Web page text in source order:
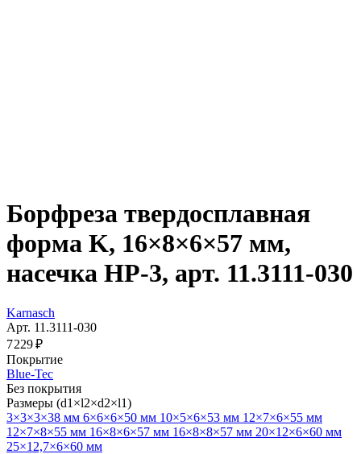
Борфреза твердосплавная
форма K, 16×8×6×57 мм,
насечка HP-3, арт. 11.3111-030
Karnasch
Арт. 11.3111-030
7 229 ₽
Покрытие
Blue-Tec
Без покрытия
Размеры (d1×l2×d2×l1)
3×3×3×38 мм 6×6×6×50 мм 10×5×6×53 мм 12×7×6×55 мм
12×7×8×55 мм 16×8×6×57 мм 16×8×8×57 мм 20×12×6×60 мм
25×12,7×6×60 мм